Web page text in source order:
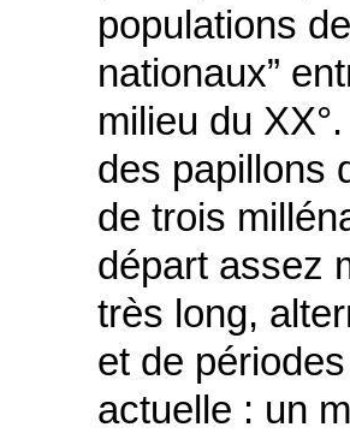
populations
nationaux”
milieu du
des papillons
de trois
départ assez
très long,
et de
actuelle : un